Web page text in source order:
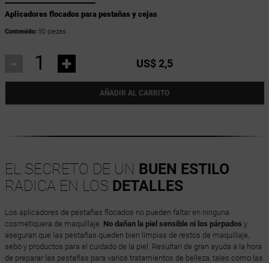
Aplicadores flocados para pestañas y cejas
Contenido: 50 piezas
+ US$ 2,5
AÑADIR AL CARRITO
EL SECRETO DE UN BUEN ESTILO
RADICA EN LOS DETALLES
Los aplicadores de pestañas flocados no pueden faltar en ninguna
cosmetiquera de maquillaje. No dañan la piel sensible ni los párpados y
aseguran que las pestañas queden bien limpias de restos de maquillaje,
sebo y productos para el cuidado de la piel. Resultan de gran ayuda a la hora
de preparar las pestañas para varios tratamientos de belleza, tales como las